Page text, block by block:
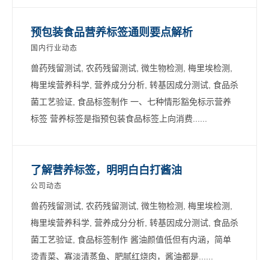
预包装食品营养标签通则要点解析
国内行业动态
兽药残留测试, 农药残留测试, 微生物检测, 梅里埃检测,
梅里埃营养科学, 营养成分分析, 转基因成分测试, 食品杀
菌工艺验证, 食品标签制作 一、七种情形豁免标示营养
标签 营养标签是指预包装食品标签上向消费......
了解营养标签，明明白白打酱油
公司动态
兽药残留测试, 农药残留测试, 微生物检测, 梅里埃检测,
梅里埃营养科学, 营养成分分析, 转基因成分测试, 食品杀
菌工艺验证, 食品标签制作 酱油颜值低但有内涵，简单
烫青菜、寡淡清蒸鱼、肥腻红烧肉，酱油都是......